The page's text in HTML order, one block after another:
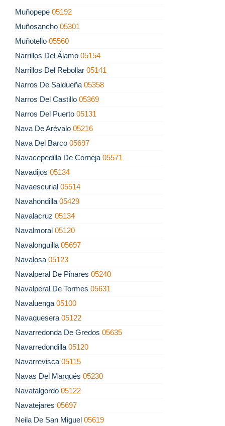
Muñopepe 05192
Muñosancho 05301
Muñotello 05560
Narrillos Del Álamo 05154
Narrillos Del Rebollar 05141
Narros De Saldueña 05358
Narros Del Castillo 05369
Narros Del Puerto 05131
Nava De Arévalo 05216
Nava Del Barco 05697
Navacepedilla De Corneja 05571
Navadijos 05134
Navaescurial 05514
Navahondilla 05429
Navalacruz 05134
Navalmoral 05120
Navalonguilla 05697
Navalosa 05123
Navalperal De Pinares 05240
Navalperal De Tormes 05631
Navaluenga 05100
Navaquesera 05122
Navarredonda De Gredos 05635
Navarredondilla 05120
Navarrevisca 05115
Navas Del Marqués 05230
Navatalgordo 05122
Navatejares 05697
Neila De San Miguel 05619